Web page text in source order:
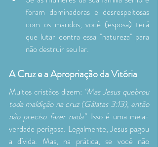
foram dominadoras e desrespeitosas
com os maridos, você (esposa) terá
que lutar contra essa "natureza" para
não destruir seu lar.
A Cruz e a Apropriação da Vitória
Muitos cristãos dizem: "Mas Jesus quebrou
toda maldição na cruz (Gálatas 3:13), então
não preciso fazer nada". Isso é uma meia-
verdade perigosa. Legalmente, Jesus pagou